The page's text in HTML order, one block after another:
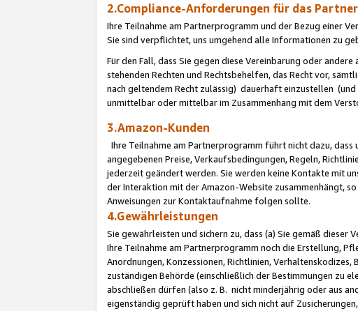
2.Compliance-Anforderungen für das
Ihre Teilnahme am Partnerprogramm und der Bezug einer
Sie sind verpflichtet, uns umgehend alle Informationen zu
Für den Fall, dass Sie gegen diese Vereinbarung oder
stehenden Rechten und Rechtsbehelfen, das Recht vor,
nach geltendem Recht zulässig) dauerhaft einzustellen
unmittelbar oder mittelbar im Zusammenhang mit dem
3.Amazon-Kunden
Ihre Teilnahme am Partnerprogramm führt nicht dazu, dass
angegebenen Preise, Verkaufsbedingungen, Regeln,
jederzeit geändert werden. Sie werden keine Kontakte mit
der Interaktion mit der Amazon-Website zusammenhängt,
Anweisungen zur Kontaktaufnahme folgen sollte.
4.Gewährleistungen
Sie gewährleisten und sichern zu, dass (a) Sie gemäß
Ihre Teilnahme am Partnerprogramm noch die Erstellung,
Anordnungen, Konzessionen, Richtlinien,
zuständigen Behörde (einschließlich der Bestimmungen zu
abschließen dürfen (also z. B. nicht minderjährig oder aus
eigenständig geprüft haben und sich nicht auf